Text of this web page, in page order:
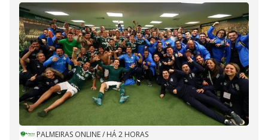
PALMEIRAS ONLINE/ HÁ 2 HORAS